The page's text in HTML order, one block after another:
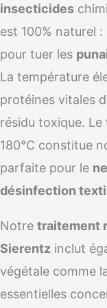
insecticides
est 100% naturel
pour tuer les
La température
protéines vitales
résidu toxique. Le
180°C constitue
parfaite pour le
désinfection
Notre traitement
Sierentz inclut
végétale comme
essentielles